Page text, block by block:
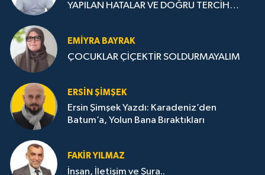
YAPILAN HATALAR VE DOĞRU TERCİH
EMIYRA BAYRAK
ÇOCUKLAR ÇİÇEKTİR SOLDURMAYALIM
ERSIN ŞIMŞEK
Ersin Şimşek Yazdı: Karadeniz’den
Batum’a, Yolun Bana Bıraktıkları
FAKIR YILMAZ
İnsan, İletişim ve Şura..